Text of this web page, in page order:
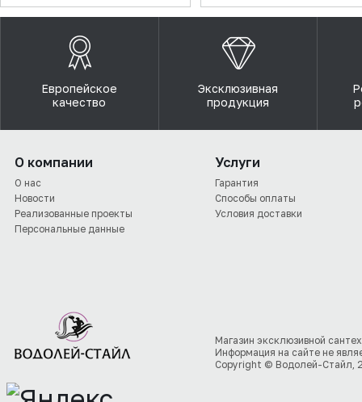
Европейское
качество
Эксклюзивная
продукция
О компании
О нас
Новости
Реализованные проекты
Персональные данные
Услуги
Гарантия
Способы оплаты
Условия доставки
Магазин эксклюзивной
Информация на сайте не
Copyright © Водолей-Стайл,